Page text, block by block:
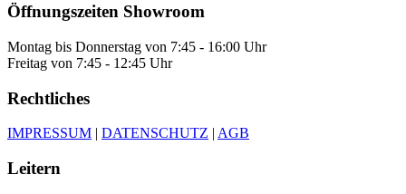
Öffnungszeiten Showroom
Montag bis Donnerstag von 7:45 - 16:00 Uhr
Freitag von 7:45 - 12:45 Uhr
Rechtliches
IMPRESSUM DATENSCHUTZ AGB
Leitern